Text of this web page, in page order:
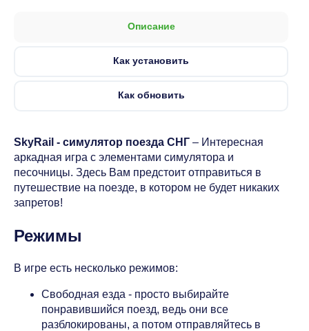
Описание
Как установить
Как обновить
SkyRail - симулятор поезда СНГ – Интересная
аркадная игра с элементами симулятора и
песочницы. Здесь Вам предстоит отправиться в
путешествие на поезде, в котором не будет никаких
запретов!
Режимы
В игре есть несколько режимов:
Свободная езда - просто выбирайте
понравившийся поезд, ведь они все
разблокированы, а потом отправляйтесь в